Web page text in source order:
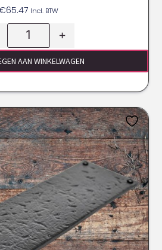
65.47 Incl. BTW
+
AAN WINKELWAGEN